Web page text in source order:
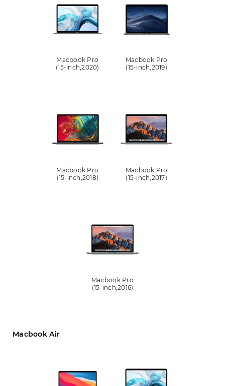
Macbook Pro
(15-inch,2020)
Macbook Pro
(15-inch,2019)
Macbook Pro
(15-inch,2018)
Macbook Pro
(15-inch,2017)
Macbook Pro
(15-inch,2016)
Macbook Air